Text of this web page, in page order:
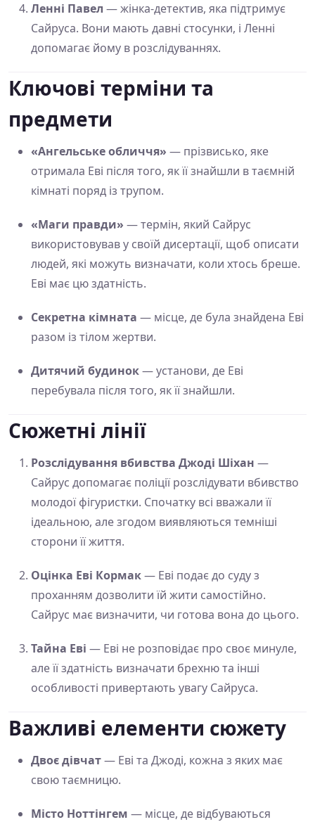
Ленні Павел — жінка-детектив, яка підтримує
Сайруса. Вони мають давні стосунки, і Ленні
допомагає йому в розслідуваннях.
Ключові терміни та
предмети
«Ангельське обличчя» — прізвисько, яке
отримала Еві після того, як її знайшли в таємній
кімнаті поряд із трупом.
«Маги правди» — термін, який Сайрус
використовував у своїй дисертації, щоб описати
людей, які можуть визначати, коли хтось бреше.
Еві має цю здатність.
Секретна кімната — місце, де була знайдена Еві
разом із тілом жертви.
Дитячий будинок— установи, де Еві
перебувала після того, як її знайшли.
Сюжетні лінії
Розслідування вбивства Джоді Шіхан —
Сайрус допомагає поліції розслідувати вбивство
молодої фігуристки. Спочатку всі вважали її
ідеальною, але згодом виявляються темніші
сторони її життя.
Оцінка Еві Кормак— Еві подає до суду з
проханням дозволити їй жити самостійно.
Сайрус має визначити, чи готова вона до цього.
Тайна Еві — Еві не розповідає про своє минуле,
але її здатність визначати брехню та інші
особливості привертають увагу Сайруса.
Важливі елементи сюжету
Двоє дівчат— Еві та Джоді, кожна з яких має
свою таємницю.
Місто Ноттінгем — місце, де відбуваються